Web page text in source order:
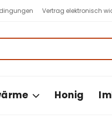
Vertrag elektronisch
Honig